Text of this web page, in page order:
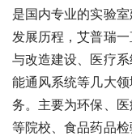
是国内专业的实验
发展历程，艾普瑞
与改造建设、医疗
能通风系统等几大
务。主要为环保、
等院校、食品药品